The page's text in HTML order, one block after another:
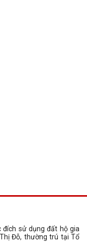
đích sử dụng đất hộ gia
Đỗ, thường trú tại Tổ